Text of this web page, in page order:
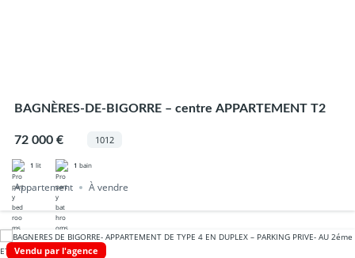
BAGNÈRES-DE-BIGORRE – centre APPARTEMENT T2
72 000 € 1012
1 lit 1 bain
Appartement À vendre
Vendu par l'agence